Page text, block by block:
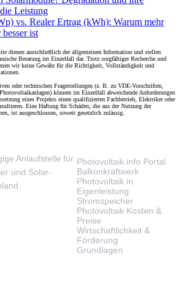
Leistung
vs. Realer Ertrag (kWh): Warum mehr
ist
dienen ausschließlich der allgemeinen Information und stellen
Beratung im Einzelfall dar. Trotz sorgfältiger Recherche und
wir keine Gewähr für die Richtigkeit, Vollständigkeit und
oder technischen Fragestellungen (z. B. zu VDE-Vorschriften,
können im Einzelfall abweichende Anforderungen
eines Projekts einen qualifizierten Fachbetrieb, Elektriker oder
Eine Haftung für Schäden, die aus der Nutzung der
ist ausgeschlossen, soweit gesetzlich zulässig.
Anlaufstelle für
und Solar-
Photovoltaik.info Portal
Balkonkraftwerk
Photovoltaik in
Eigenleistung
Stromspeicher
Photovoltaik Kosten &
Preise
Wirtschaftlichkeit &
Förderung
Grundlagen